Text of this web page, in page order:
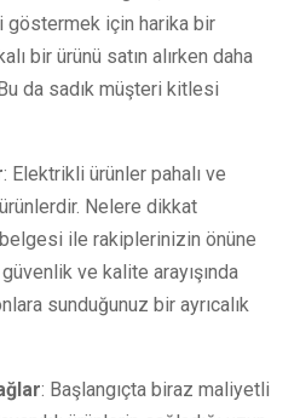
için harika bir
bir ürünü satın alırken daha
da sadık müşteri kitlesi
: Elektrikli ürünler pahalı ve
Nelere dikkat
ile rakiplerinizin önüne
ve kalite arayışında
sunduğunuz bir ayrıcalık
: Başlangıçta biraz maliyetli